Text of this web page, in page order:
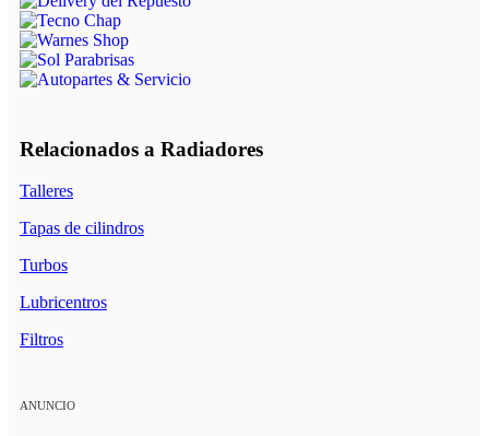
Relacionados a Radiadores
Talleres
Tapas de cilindros
Turbos
Lubricentros
Filtros
ANUNCIO